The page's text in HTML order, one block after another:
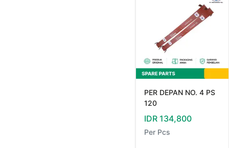
PER DEPAN NO. 4 PS
120
IDR 134,800
Per Pcs